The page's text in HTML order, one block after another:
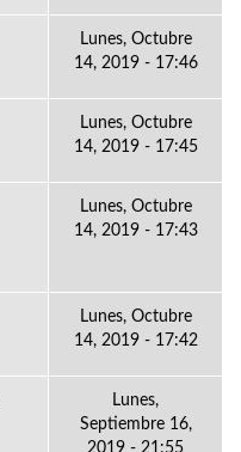
Lunes, Octubre
14, 2019 - 17:46
Lunes, Octubre
14, 2019 - 17:45
Lunes, Octubre
14, 2019 - 17:43
Lunes, Octubre
14, 2019 - 17:42
Lunes,
Septiembre 16,
2019 - 21:55